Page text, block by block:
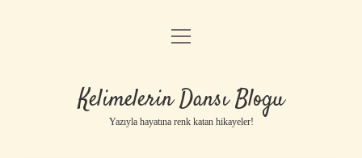
Anasayfa
Yasal Uyarı
menüyü
Kelimelerin Dansı Blogu
Yazıyla hayatına renk katan hikayeler!